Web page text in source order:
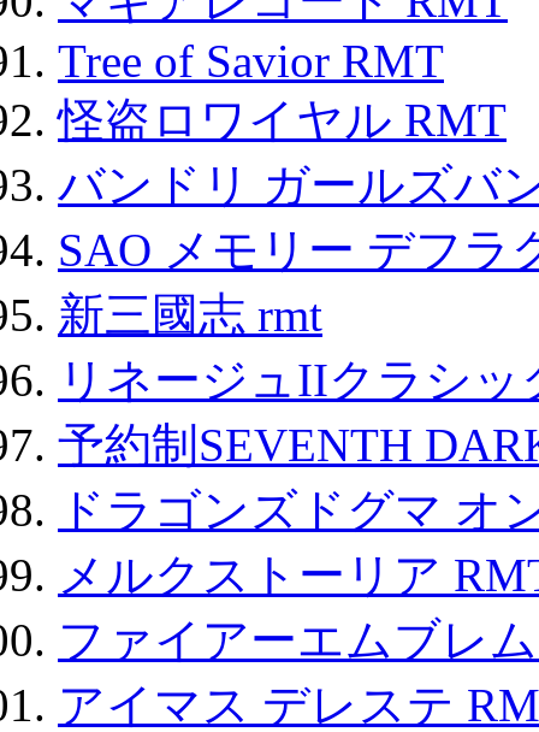
Tree of Savior RMT
怪盗ロワイヤル RMT
バンドリ ガールズバ
SAO メモリー デフラ
新三國志 rmt
リネージュIIクラシ
予約制SEVENTH
ドラゴンズドグマ オ
メルクストーリア
ファイアーエムブレ
アイマス デレステ